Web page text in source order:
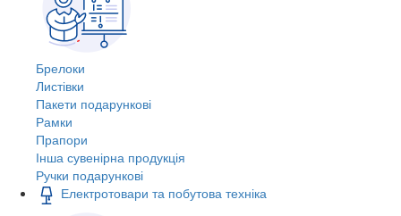
Брелоки
Листівки
Пакети подарункові
Рамки
Прапори
Інша сувенірна продукція
Ручки подарункові
Електротовари та побутова техніка